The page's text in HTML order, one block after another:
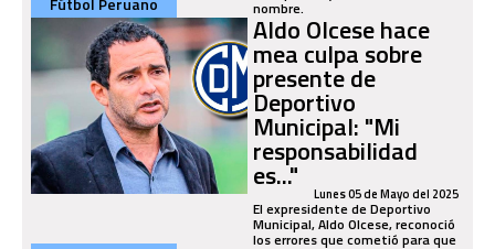
nombre.
Aldo Olcese hace
mea culpa sobre
presente de
Deportivo
Municipal: "Mi
responsabilidad
es..." Lunes 05 de Mayo del 2025
El expresidente de Deportivo
Municipal, Aldo Olcese, reconoció
los errores que cometió para que